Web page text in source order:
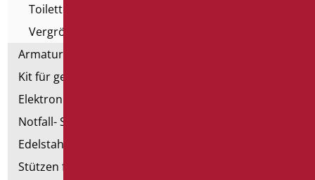
Toilettenbürstenhalter
Vergrößerungsspiegel
Armaturen
Kit für genehmigte Badezimmer
Elektronische Handtrockner
Notfall- Sanitärartikel
Edelstahl-Sanitär
Stützen für Trockenbau